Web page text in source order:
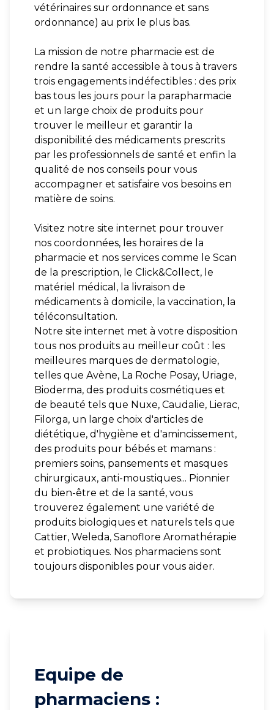
vétérinaires sur ordonnance et sans
ordonnance) au prix le plus bas.
La mission de notre pharmacie est de
rendre la santé accessible à tous à travers
trois engagements indéfectibles : des prix
bas tous les jours pour la parapharmacie
et un large choix de produits pour
trouver le meilleur et garantir la
disponibilité des médicaments prescrits
par les professionnels de santé et enfin la
qualité de nos conseils pour vous
accompagner et satisfaire vos besoins en
matière de soins.
Visitez notre site internet pour trouver
nos coordonnées, les horaires de la
pharmacie et nos services comme le Scan
de la prescription, le Click&Collect, le
matériel médical, la livraison de
médicaments à domicile, la vaccination, la
téléconsultation.
Notre site internet met à votre disposition
tous nos produits au meilleur coût : les
meilleures marques de dermatologie,
telles que Avène, La Roche Posay, Uriage,
Bioderma, des produits cosmétiques et
de beauté tels que Nuxe, Caudalie, Lierac,
Filorga, un large choix d'articles de
diététique, d'hygiène et d'amincissement,
des produits pour bébés et mamans :
premiers soins, pansements et masques
chirurgicaux, anti-moustiques... Pionnier
du bien-être et de la santé, vous
trouverez également une variété de
produits biologiques et naturels tels que
Cattier, Weleda, Sanoflore Aromathérapie
et probiotiques. Nos pharmaciens sont
toujours disponibles pour vous aider.
Equipe de
pharmaciens :